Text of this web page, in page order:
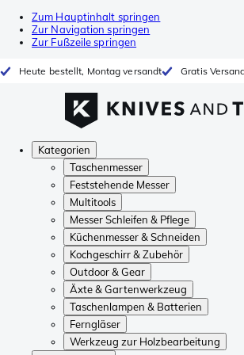
Zum Hauptinhalt springen
Zur Navigation springen
Zur Fußzeile springen
Heute bestellt, Montag versandt Gratis
Kategorien
Taschenmesser
Feststehende Messer
Multitools
Messer Schleifen & Pflege
Küchenmesser & Schneiden
Kochgeschirr & Zubehör
Outdoor & Gear
Äxte & Gartenwerkzeug
Taschenlampen & Batterien
Ferngläser
Werkzeug zur Holzbearbeitung